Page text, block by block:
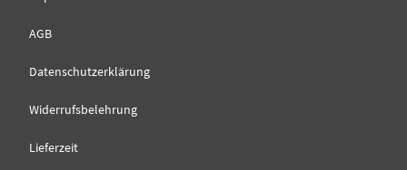
AGB
Datenschutzerklärung
Widerrufsbelehrung
Lieferzeit